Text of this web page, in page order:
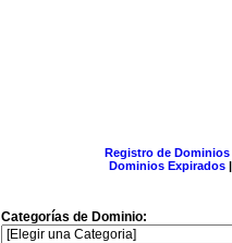
Registro de Dominios
Dominios Expirados |
Categorías de Dominio: